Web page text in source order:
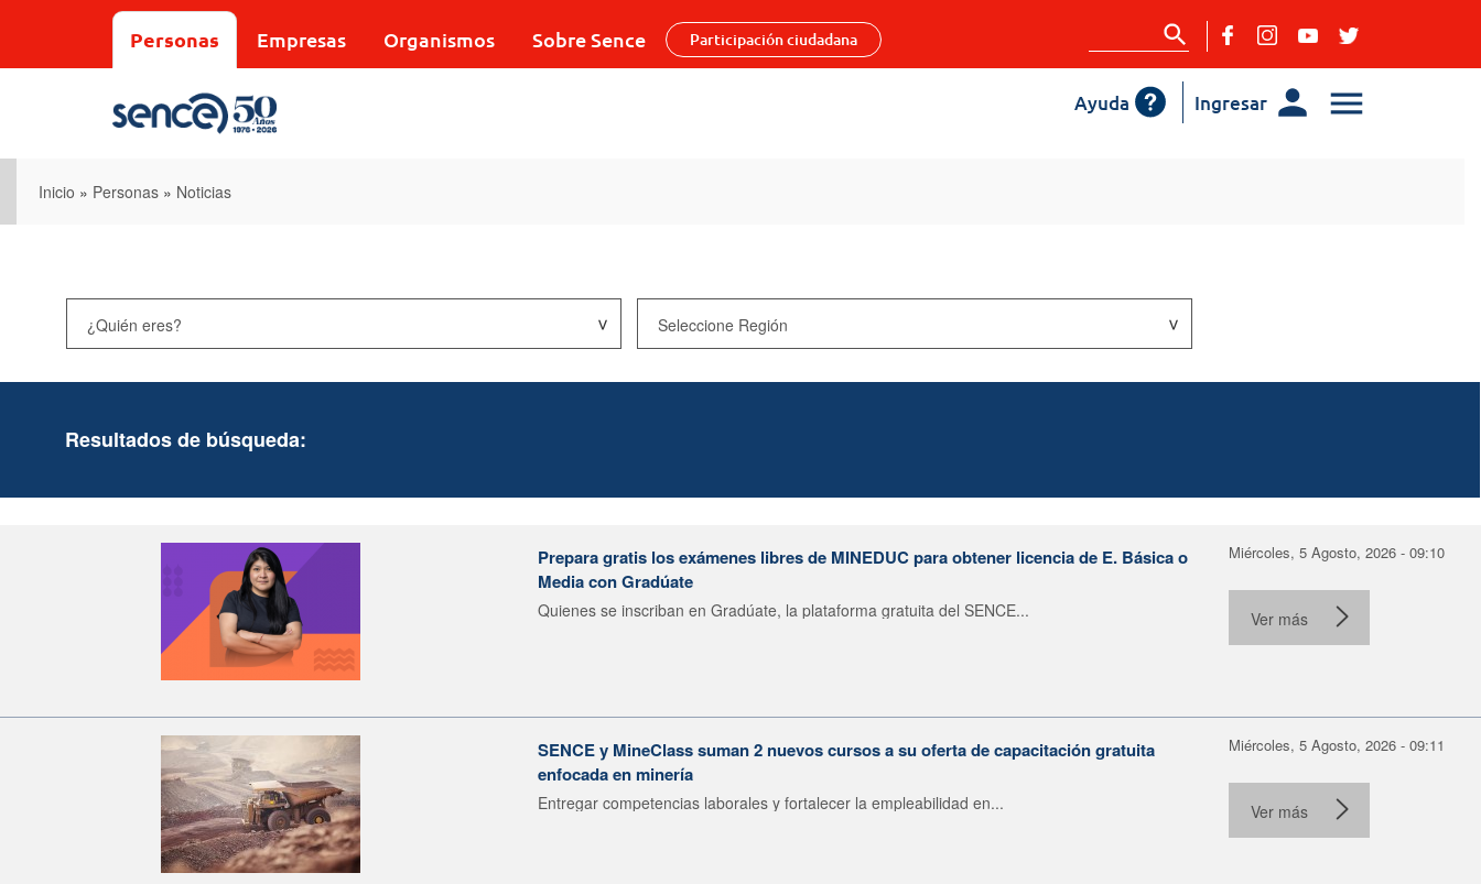
Personas Empresas Organismos Sobre Sence Participación ciudadana
Ingresar
Ayuda
Inicio » Personas » Noticias
Resultados de búsqueda:
Prepara gratis los exámenes libres de MINEDUC para obtener licencia de E. Básica o
Media con Gradúate
Quienes se inscriban en Gradúate, la plataforma gratuita del SENCE...
Miércoles, 5 Agosto, 2026 - 09:10
Ver más
SENCE y MineClass suman 2 nuevos cursos a su oferta de capacitación gratuita
enfocada en minería
Entregar competencias laborales y fortalecer la empleabilidad en...
Miércoles, 5 Agosto, 2026 - 09:11
Ver más